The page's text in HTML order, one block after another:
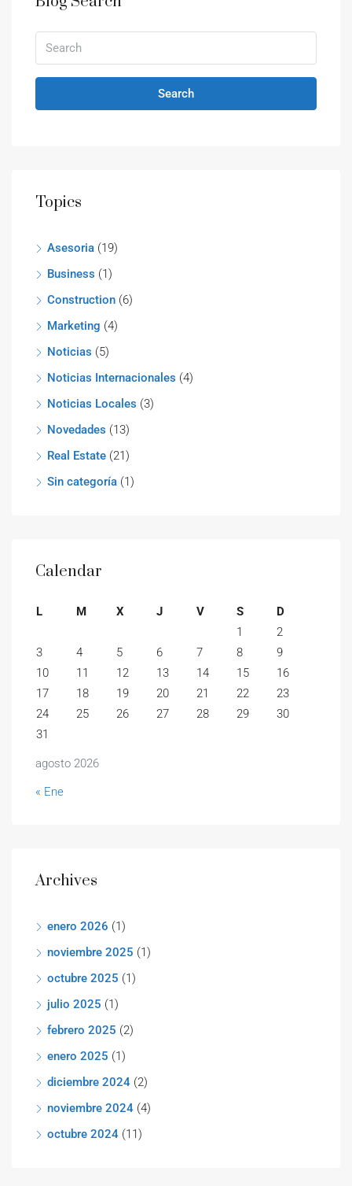
Search
Topics
Asesoria (19)
Business (1)
Construction (6)
Marketing (4)
Noticias (5)
Noticias Internacionales (4)
Noticias Locales (3)
Novedades (13)
Real Estate (21)
Sin categoría (1)
Calendar
agosto 2026
L M X J V S
D
1
2
3
4 5 6 7 8
9
10
11 12 13 14 15
16
17
18 19 20 21 22
23
24
25 26 27 28 29
30
31
« Ene
Archives
enero 2026 (1)
noviembre 2025 (1)
octubre 2025 (1)
julio 2025 (1)
febrero 2025 (2)
enero 2025 (1)
diciembre 2024 (2)
noviembre 2024 (4)
octubre 2024 (11)